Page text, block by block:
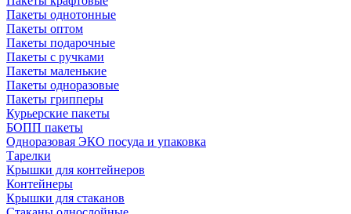
Пакеты однотонные
Пакеты оптом
Пакеты подарочные
Пакеты с ручками
Пакеты маленькие
Пакеты одноразовые
Пакеты грипперы
Курьерские пакеты
БОПП пакеты
Одноразовая ЭКО посуда и упаковка
Тарелки
Крышки для контейнеров
Контейнеры
Крышки для стаканов